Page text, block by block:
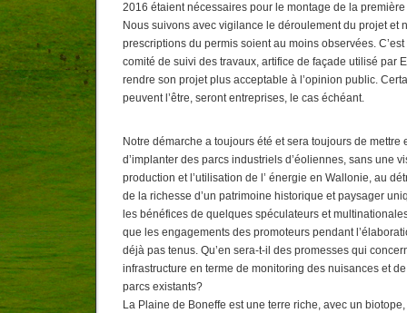
2016 étaient nécessaires pour le montage de la
Nous suivons avec vigilance le déroulement du projet et
prescriptions du permis soient au moins observées.
comité de suivi des travaux, artifice de façade utilisé par
rendre son projet plus acceptable à l’opinion public.
peuvent l’être, seront entreprises, le cas échéant.
Notre démarche a toujours été et sera toujours de mettre
d’implanter des parcs industriels d’éoliennes, sans une
production et l’utilisation de l’ énergie en Wallonie, au
de la richesse d’un patrimoine historique et paysager
les bénéfices de quelques spéculateurs et
que les engagements des promoteurs pendant
déjà pas tenus. Qu’en sera-t-il des promesses qui
infrastructure en terme de monitoring des nuisances et
parcs existants?
La Plaine de Boneffe est une terre riche, avec un